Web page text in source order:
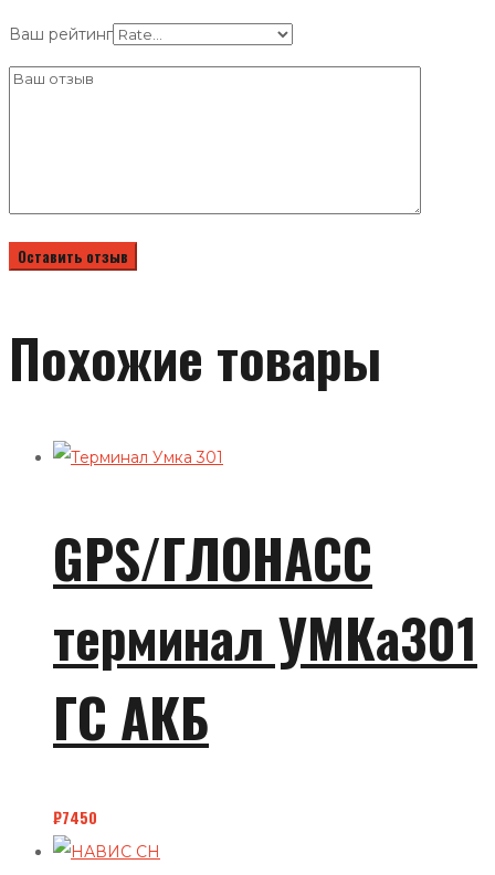
Ваш рейтинг
Похожие товары
GPS/ГЛОНАСС
терминал УМКа301
ГС АКБ
₽7450